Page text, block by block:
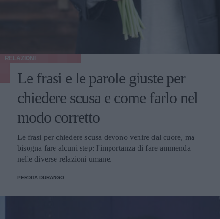
RELAZIONI
Le frasi e le parole giuste per
chiedere scusa e come farlo nel
modo corretto
Le frasi per chiedere scusa devono venire dal cuore, ma
bisogna fare alcuni step: l'importanza di fare ammenda
nelle diverse relazioni umane.
PERDITA DURANGO